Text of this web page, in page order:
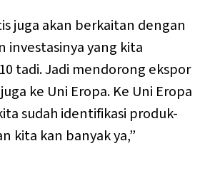
juga akan berkaitan dengan
investasinya yang kita
tadi. Jadi mendorong ekspor
ke Uni Eropa. Ke Uni Eropa
sudah identifikasi produk-
kita kan banyak ya,”